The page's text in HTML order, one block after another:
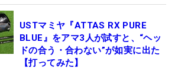
USTマミヤ『ATTAS RX PURE
BLUE』をアマ3人が試すと、“ヘッ
ドの合う・合わない”が如実に出た
【打ってみた】